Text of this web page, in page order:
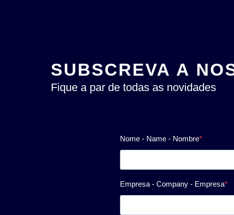
SUBSCREVA A
Fique a par de todas as novidades